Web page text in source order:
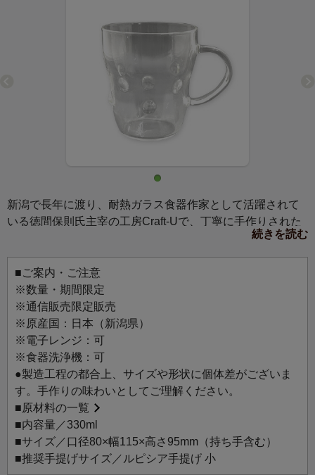
新潟で長年に渡り、耐熱ガラス食器作家として活躍されて
いる徳間保則氏主宰の工房Craft-Uで、丁寧に手作りされた
耐熱ガラス製のマグカップです。溶かし込んだドット模様
がアクセントとなり、いれたお茶の色と共にお楽しみいた
だけます。色の美しいお茶や、H649 Craft-U QP-300 ハー
ブポット300mlと合わせて、大切な方への贈りものにもおす
すめです。
続きを読む
■ご案内・ご注意
※数量・期間限定
※通信販売限定販売
※原産国：日本（新潟県）
※電子レンジ：可
※食器洗浄機：可
●製造工程の都合上、サイズや形状に個体差がございま
す。手作りの味わいとしてご理解ください。
■原材料の一覧
■内容量／330ml
■サイズ／口径80×幅115×高さ95mm（持ち手含む）
■推奨手提げサイズ／ルピシア手提げ 小